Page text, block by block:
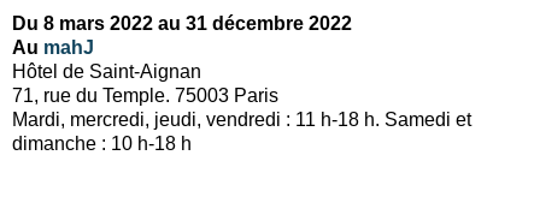
Du 8 mars 2022 au 31 décembre 2022
Au mahJ
Hôtel de Saint-Aignan
71, rue du Temple. 75003 Paris
Mardi, mercredi, jeudi, vendredi : 11 h-18 h. Samedi et
dimanche : 10 h-18 h